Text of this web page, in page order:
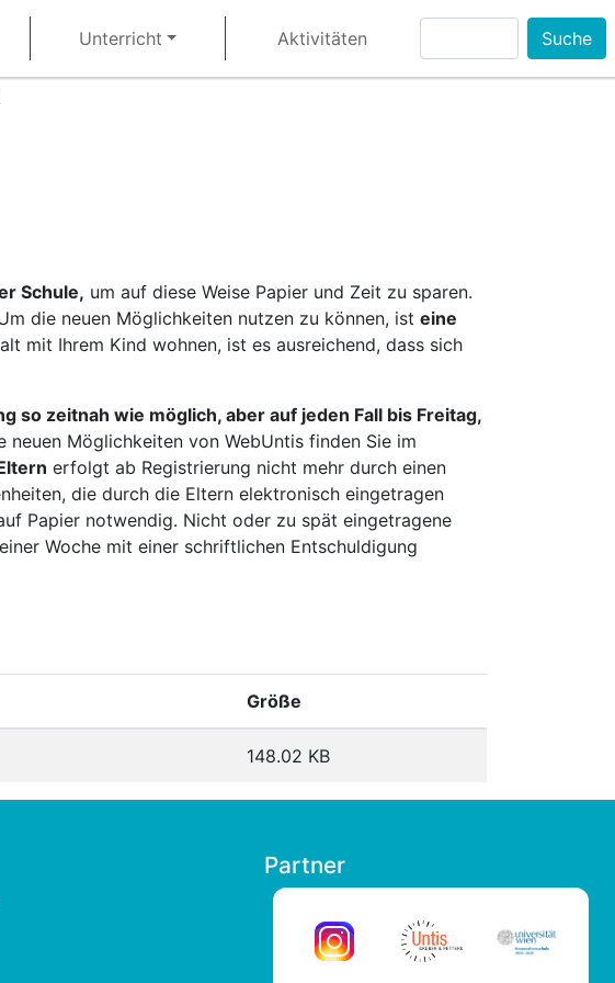
Unterricht Aktivitäten
Schule, um auf diese Weise Papier und Zeit zu sparen.
die neuen Möglichkeiten nutzen zu können, ist eine
mit Ihrem Kind wohnen, ist es ausreichend, dass sich
so zeitnah wie möglich, aber auf jeden Fall bis Freitag,
Möglichkeiten von WebUntis finden Sie im
erfolgt ab Registrierung nicht mehr durch einen
die durch die Eltern elektronisch eingetragen
Papier notwendig. Nicht oder zu spät eingetragene
Woche mit einer schriftlichen Entschuldigung
Größe
148.02 KB
Partner